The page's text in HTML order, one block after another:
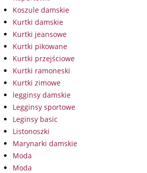
Koszule damskie
Kurtki damskie
Kurtki jeansowe
Kurtki pikowane
Kurtki przejściowe
Kurtki ramoneski
Kurtki zimowe
legginsy damskie
Legginsy sportowe
Leginsy basic
Listonoszki
Marynarki damskie
Moda
Moda